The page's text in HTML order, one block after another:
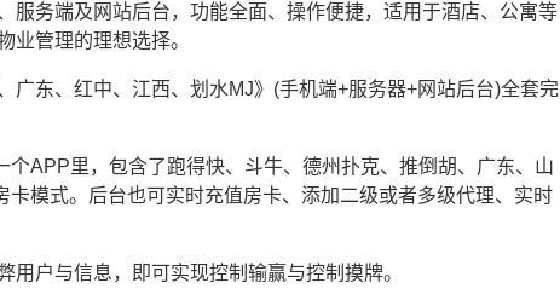
服务端及网站后台，功能全面、操作便捷，适用于酒店、公寓等
业管理的理想选择。
广东、红中、江西、划水MJ》(手机端+服务器+网站后台)全套完
APP里，包含了跑得快、斗牛、德州扑克、推倒胡、广东、山
模式。后台也可实时充值房卡、添加二级或者多级代理、实时
户与信息，即可实现控制输赢与控制摸牌。